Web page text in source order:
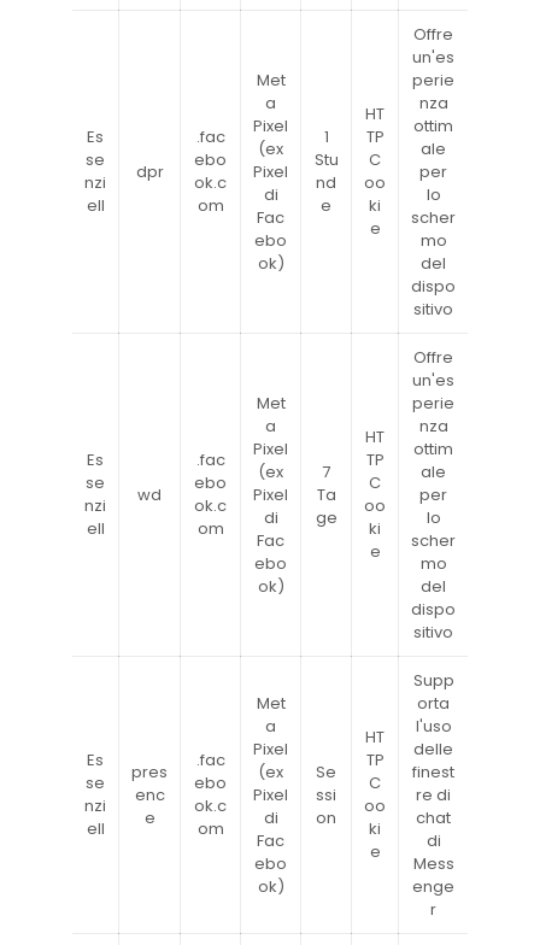
Es
se
nzi
ell
dpr
.fac
ebo
ok.c
om
Met
a
Pixel
(ex
Pixel
di
Fac
ebo
ok)
1
Stu
nd
e
HT
TP
C
oo
ki
e
Offre
un'es
perie
nza
ottim
ale
per
lo
scher
mo
del
dispo
sitivo
Es
se
nzi
ell
wd
.fac
ebo
ok.c
om
Met
a
Pixel
(ex
Pixel
di
Fac
ebo
ok)
7
Ta
ge
HT
TP
C
oo
ki
e
Offre
un'es
perie
nza
ottim
ale
per
lo
scher
mo
del
dispo
sitivo
Es
se
nzi
ell
pres
enc
e
.fac
ebo
ok.c
om
Met
a
Pixel
(ex
Pixel
di
Fac
ebo
ok)
Se
ssi
on
HT
TP
C
oo
ki
e
Supp
orta
l'uso
delle
finest
re di
chat
di
Mess
enge
r